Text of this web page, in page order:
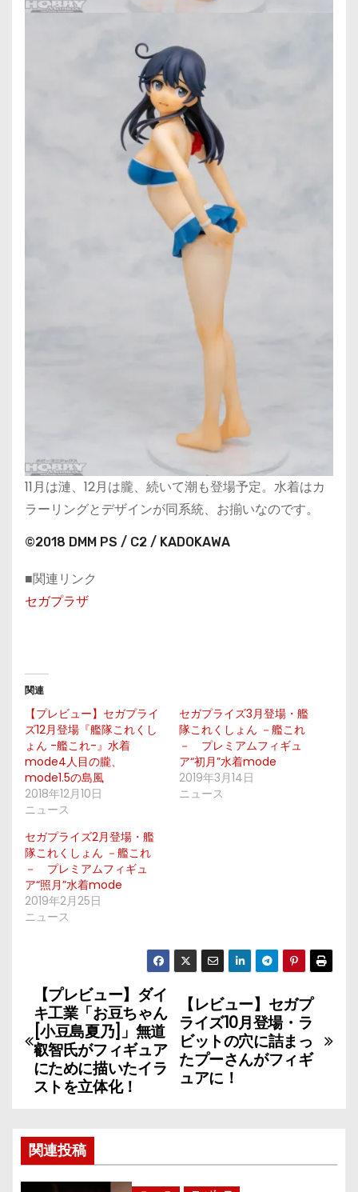
11月は漣、12月は朧、続いて潮も登場予定。水着はカ
ラーリングとデザインが同系統、お揃いなのです。
©2018 DMM PS / C2 / KADOKAWA
■関連リンク
セガプラザ
関連
【プレビュー】セガプライ
ズ12月登場『艦隊これくし
ょん -艦これ-』水着
mode4人目の朧、
mode1.5の島風
2018年12月10日
ニュース
セガプライズ3月登場・艦
隊これくしょん －艦これ
－ プレミアムフィギュ
ア“初月”水着mode
2019年3月14日
ニュース
セガプライズ2月登場・艦
隊これくしょん －艦これ
－ プレミアムフィギュ
ア“照月”水着mode
2019年2月25日
ニュース
投
稿
ナ
ビ
ゲ
ー
【レビュー】セガプ
ライズ10月登場・ラ
ビットの穴に詰まっ
たプーさんがフィギ
ュアに！
【プレビュー】ダイ
キ工業「お豆ちゃん
[小豆島夏乃]」無道
叡智氏がフィギュア
にために描いたイラ
ストを立体化！
関連投稿